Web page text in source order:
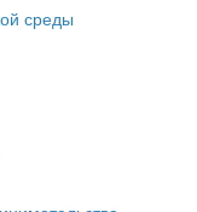
округа
среды